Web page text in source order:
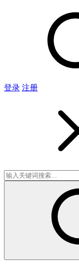
登录 注册